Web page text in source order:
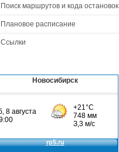
Поиск маршрутов и кода остановок
Плановое расписание
Ссылки
Новосибирск